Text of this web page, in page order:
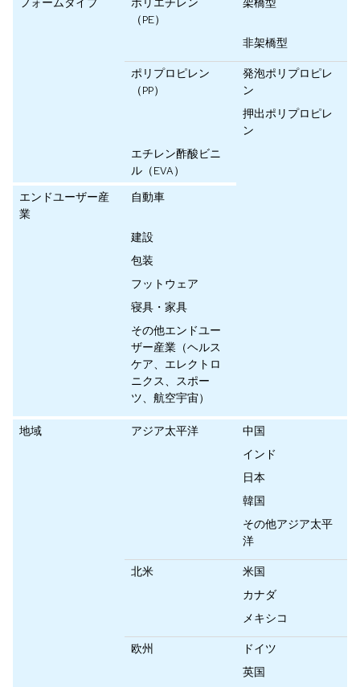
（PE）
非架橋型
ポリプロピレン
（PP）
発泡ポリプロピレ
ン
押出ポリプロピレ
ン
エチレン酢酸ビニ
ル（EVA）
エンドユーザー産
業
自動車
建設
包装
フットウェア
寝具・家具
その他エンドユー
ザー産業（ヘルス
ケア、エレクトロ
ニクス、スポー
ツ、航空宇宙）
地域 アジア太平洋
中国
インド
日本
韓国
その他アジア太平
洋
北米
米国
カナダ
メキシコ
欧州
ドイツ
英国